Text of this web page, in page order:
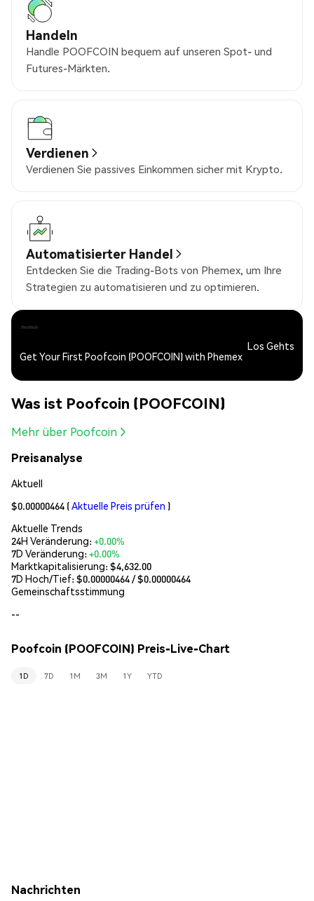
Handeln
Handle POOFCOIN bequem auf unseren Spot- und
Futures-Märkten.
Verdienen
Verdienen Sie passives Einkommen sicher mit Krypto.
Automatisierter Handel
Entdecken Sie die Trading-Bots von Phemex, um Ihre
Strategien zu automatisieren und zu optimieren.
Get Your First Poofcoin (POOFCOIN) with Phemex
Los Gehts
Was ist Poofcoin (POOFCOIN)
Mehr über Poofcoin
Preisanalyse
Aktuell
$0.00000464 (Aktuelle Preis prüfen )
Aktuelle Trends
24H Veränderung:+0.00%
7D Veränderung:+0.00%
Marktkapitalisierung:$4,632.00
7D Hoch/Tief: $0.00000464/ $0.00000464
Gemeinschaftsstimmung
--
Poofcoin (POOFCOIN) Preis-Live-Chart
1D 7D 1M 3M 1Y YTD
Nachrichten